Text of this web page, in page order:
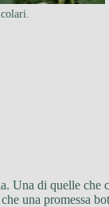
di quelle che
una promessa